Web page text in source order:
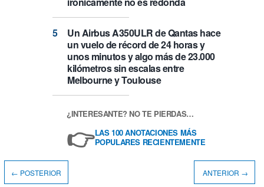
Un Airbus A350ULR de Qantas hace
un vuelo de récord de 24 horas y
unos minutos y algo más de 23.000
kilómetros sin escalas entre
Melbourne y Toulouse
¿INTERESANTE? NO TE PIERDAS…
👉LAS 100 ANOTACIONES MÁS
POPULARES RECIENTEMENTE
← POSTERIOR ANTERIOR →